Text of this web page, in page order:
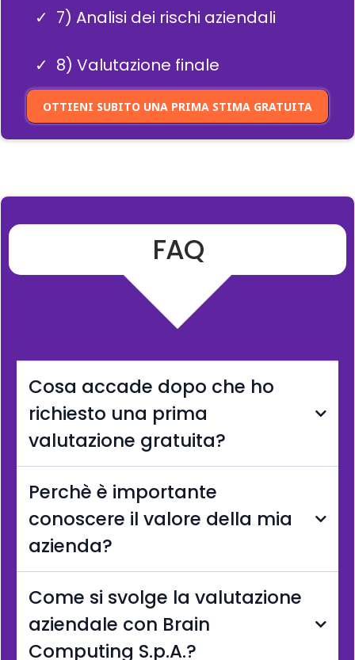
7) Analisi dei rischi aziendali
8) Valutazione finale
OTTIENI SUBITO UNA PRIMA STIMA GRATUITA
FAQ
Cosa accade dopo che ho
richiesto una prima
valutazione gratuita?
Perchè è importante
conoscere il valore della mia
azienda?
Come si svolge la valutazione
aziendale con Brain
Computing S.p.A.?